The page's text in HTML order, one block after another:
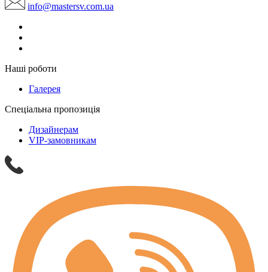
info@mastersv.com.ua
Наші роботи
Галерея
Спеціальна пропозиція
Дизайнерам
VIP-замовникам